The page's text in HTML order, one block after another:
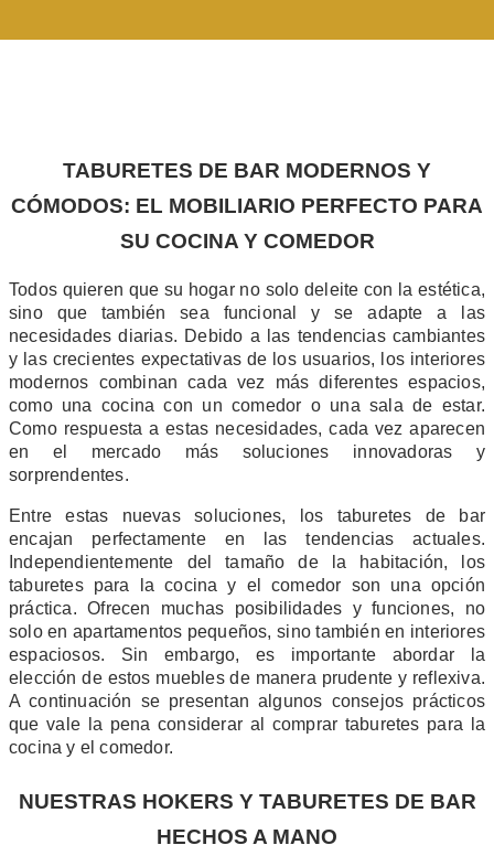
TABURETES DE BAR MODERNOS Y
CÓMODOS: EL MOBILIARIO PERFECTO PARA
SU COCINA Y COMEDOR
Todos quieren que su hogar no solo deleite con la estética,
sino que también sea funcional y se adapte a las
necesidades diarias. Debido a las tendencias cambiantes
y las crecientes expectativas de los usuarios, los interiores
modernos combinan cada vez más diferentes espacios,
como una cocina con un comedor o una sala de estar.
Como respuesta a estas necesidades, cada vez aparecen
en el mercado más soluciones innovadoras y
sorprendentes.
Entre estas nuevas soluciones, los taburetes de bar
encajan perfectamente en las tendencias actuales.
Independientemente del tamaño de la habitación, los
taburetes para la cocina y el comedor son una opción
práctica. Ofrecen muchas posibilidades y funciones, no
solo en apartamentos pequeños, sino también en interiores
espaciosos. Sin embargo, es importante abordar la
elección de estos muebles de manera prudente y reflexiva.
A continuación se presentan algunos consejos prácticos
que vale la pena considerar al comprar taburetes para la
cocina y el comedor.
NUESTRAS HOKERS Y TABURETES DE BAR
HECHOS A MANO